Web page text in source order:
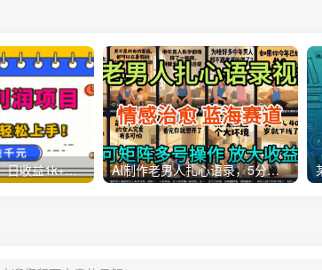
游戏高利润项目，日收益1k+，全自动，无需值守，解放双手，小白轻松上手【揭秘】 AI制作老男人扎心语录，5分钟一条，操作简单，流量非常大，保姆级教程